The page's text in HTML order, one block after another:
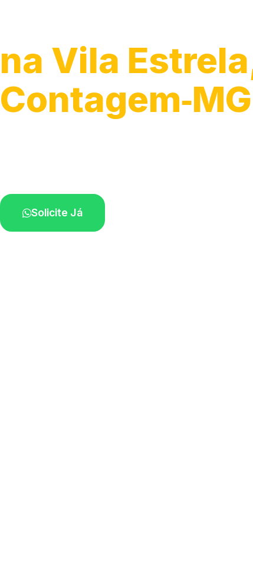
na Vila
Contagem‑MG
Solicite Já